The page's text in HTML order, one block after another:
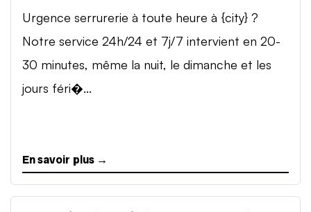
Urgence serrurerie à toute heure à {city} ?
Notre service 24h/24 et 7j/7 intervient en 20-
30 minutes, même la nuit, le dimanche et les
jours féri�...
En savoir plus →